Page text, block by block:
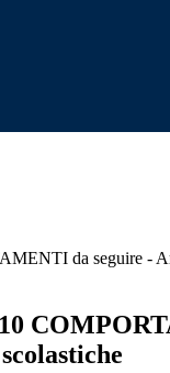
da seguire -